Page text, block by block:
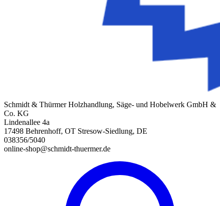
Schmidt & Thürmer Holzhandlung, Säge- und Hobelwerk GmbH &
Co. KG
Lindenallee 4a
17498 Behrenhoff, OT Stresow-Siedlung, DE
038356/5040
online-shop@schmidt-thuermer.de